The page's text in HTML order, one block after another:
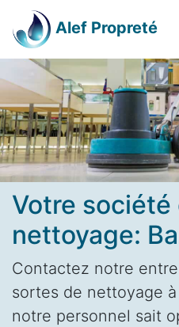
Alef Propreté
Votre société
nettoyage:
Contactez notre
sortes de nettoyage
notre personnel sait